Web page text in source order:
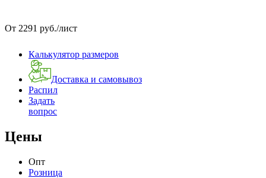
От 2291 руб./лист
Калькулятор размеров
Доставка и самовывоз
Распил
Задать
вопрос
Цены
Опт
Розница